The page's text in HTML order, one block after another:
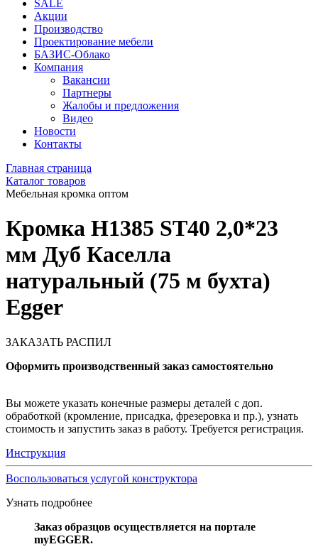
SALE
Акции
Производство
Проектирование мебели
БАЗИС-Облако
Компания
Вакансии
Партнеры
Жалобы и предложения
Видео
Новости
Контакты
Главная страница
Каталог товаров
Мебельная кромка оптом
Кромка H1385 ST40 2,0*23
мм Дуб Каселла
натуральный (75 м бухта)
Egger
ЗАКАЗАТЬ РАСПИЛ
Оформить производственный заказ самостоятельно
Вы можете указать конечные размеры деталей с доп.
обработкой (кромление, присадка, фрезеровка и пр.), узнать
стоимость и запустить заказ в работу. Требуется регистрация.
Инструкция
Воспользоваться услугой конструктора
Узнать подробнее
Заказ образцов осуществляется на портале
myEGGER.